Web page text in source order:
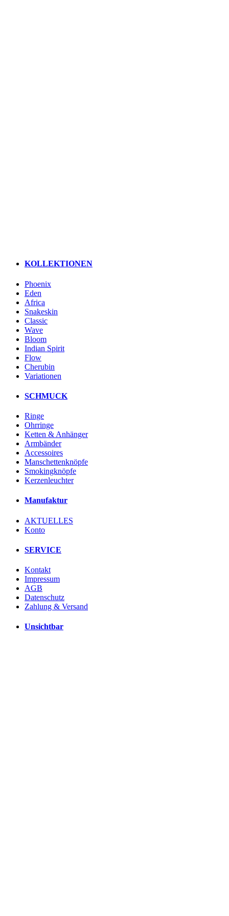
KOLLEKTIONEN
Phoenix
Eden
Africa
Snakeskin
Classic
Wave
Bloom
Indian Spirit
Flow
Cherubin
Variationen
SCHMUCK
Ringe
Ohrringe
Ketten & Anhänger
Armbänder
Accessoires
Manschettenknöpfe
Smokingknöpfe
Kerzenleuchter
Manufaktur
AKTUELLES
Konto
SERVICE
Kontakt
Impressum
AGB
Datenschutz
Zahlung & Versand
Unsichtbar